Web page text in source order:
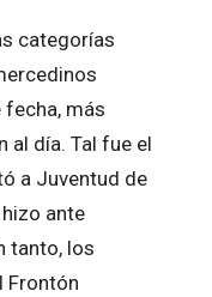
categorías
más
al día. Tal fue el
a Juventud de
ante
tanto, los
Frontón